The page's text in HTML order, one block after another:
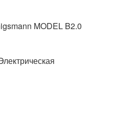
MODEL B2.0